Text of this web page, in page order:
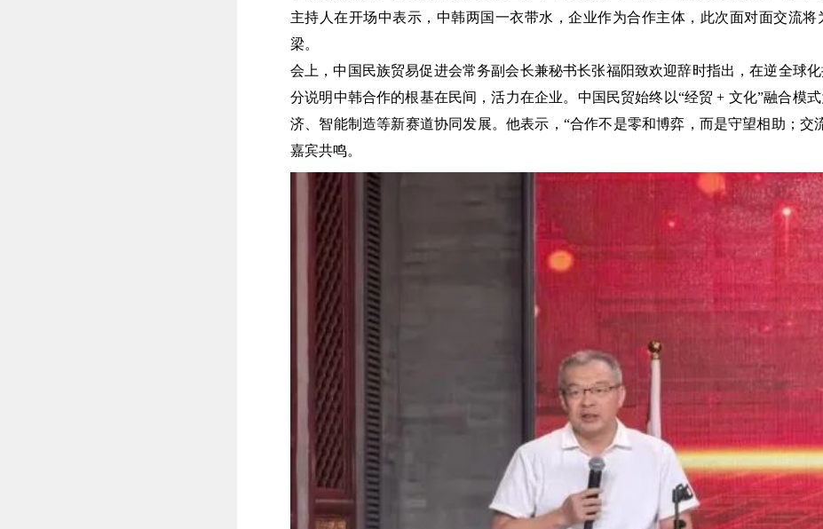
主持人在开场中表示，中韩两国一衣带水，企业作为合作主体，此次面对面交流将
梁。
会上，中国民族贸易促进会常务副会长兼秘书长张福阳致欢迎辞时指出，在逆全球
分说明中韩合作的根基在民间，活力在企业。中国民贸始终以“经贸 + 文化”融合模
济、智能制造等新赛道协同发展。他表示，“合作不是零和博弈，而是守望相助；交
嘉宾共鸣。